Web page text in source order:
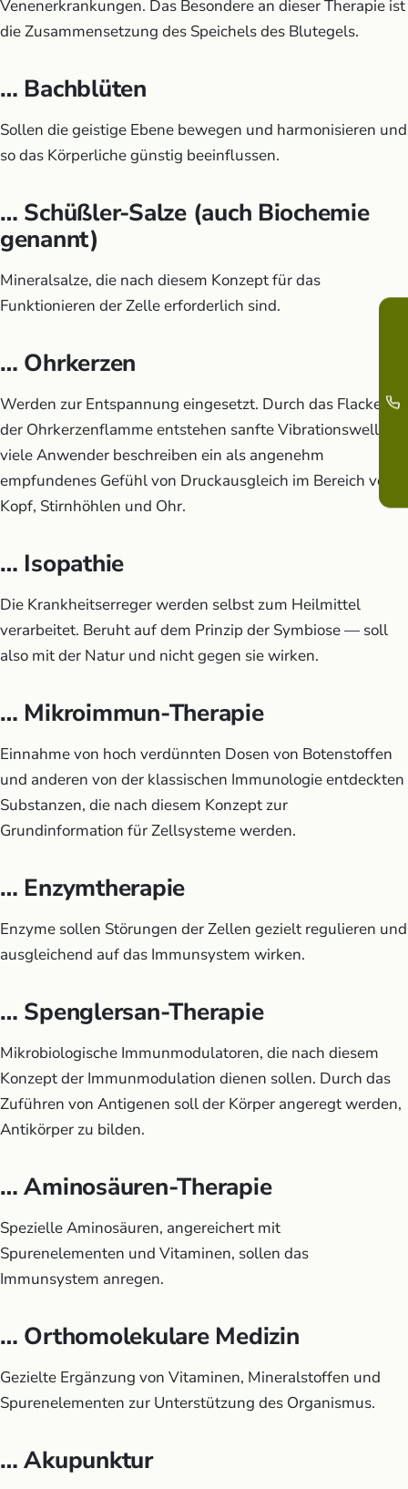
Venenerkrankungen. Das Besondere an dieser Therapie ist
die Zusammensetzung des Speichels des Blutegels.
… Bachblüten
Sollen die geistige Ebene bewegen und harmonisieren und
so das Körperliche günstig beeinflussen.
… Schüßler-Salze (auch Biochemie
genannt)
Mineralsalze, die nach diesem Konzept für das
Funktionieren der Zelle erforderlich sind.
… Ohrkerzen
Werden zur Entspannung eingesetzt. Durch das Flackern
der Ohrkerzenflamme entstehen sanfte Vibrationswellen;
viele Anwender beschreiben ein als angenehm
empfundenes Gefühl von Druckausgleich im Bereich von
Kopf, Stirnhöhlen und Ohr.
… Isopathie
Die Krankheitserreger werden selbst zum Heilmittel
verarbeitet. Beruht auf dem Prinzip der Symbiose — soll
also mit der Natur und nicht gegen sie wirken.
… Mikroimmun-Therapie
Einnahme von hoch verdünnten Dosen von Botenstoffen
und anderen von der klassischen Immunologie entdeckten
Substanzen, die nach diesem Konzept zur
Grundinformation für Zellsysteme werden.
… Enzymtherapie
Enzyme sollen Störungen der Zellen gezielt regulieren und
ausgleichend auf das Immunsystem wirken.
… Spenglersan-Therapie
Mikrobiologische Immunmodulatoren, die nach diesem
Konzept der Immunmodulation dienen sollen. Durch das
Zuführen von Antigenen soll der Körper angeregt werden,
Antikörper zu bilden.
… Aminosäuren-Therapie
Spezielle Aminosäuren, angereichert mit
Spurenelementen und Vitaminen, sollen das
Immunsystem anregen.
… Orthomolekulare Medizin
Gezielte Ergänzung von Vitaminen, Mineralstoffen und
Spurenelementen zur Unterstützung des Organismus.
… Akupunktur